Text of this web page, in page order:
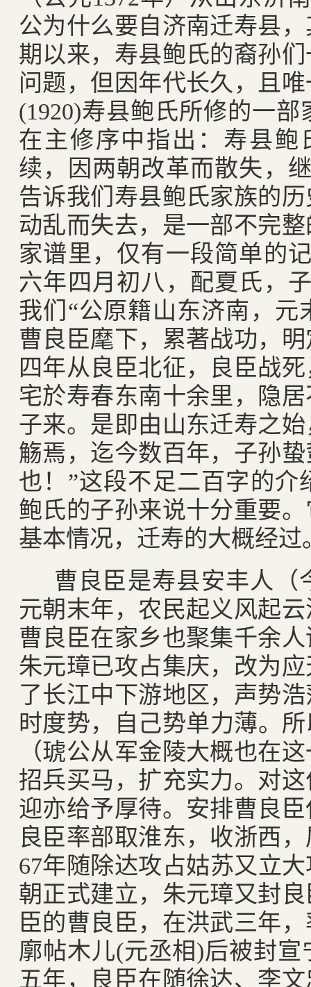
公为什么要自济南迁寿县
期以来，寿县鲍氏的裔孙
问题，但因年代长久，且
(1920)寿县鲍氏所修的一部
在主修序中指出：寿县鲍
续，因两朝改革而散失，
告诉我们寿县鲍氏家族的
动乱而失去，是一部不完
家谱里，仅有一段简单的
六年四月初八，配夏氏，
我们“公原籍山东济南，
曹良臣麾下，累著战功，
四年从良臣北征，良臣战
宅於寿春东南十余里，隐
子来。是即由山东迁寿之
觞焉，迄今数百年，子孙
也！”这段不足二百字的
鲍氏的子孙来说十分重要
基本情况，迁寿的大概经过
曹良臣是寿县安丰人（
元朝末年，农民起义风起
曹良臣在家乡也聚集千余
朱元璋已攻占集庆，改为
了长江中下游地区，声势
时度势，自己势单力薄。
（琥公从军金陵大概也在
招兵买马，扩充实力。对
迎亦给予厚待。安排曹良
良臣率部取淮东，收浙西
67年随除达攻占姑苏又立
朝正式建立，朱元璋又封
臣的曹良臣，在洪武三年
廓帖木儿(元丞相)后被封宣
五年，良臣在随徐达、李